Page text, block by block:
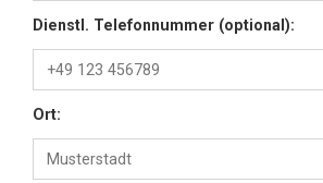
Dienstl. Telefonnummer (optional):
Ort: